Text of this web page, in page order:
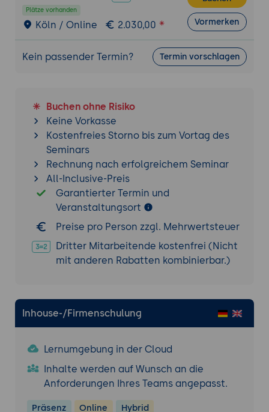
Praxisübung 2: Erweiterte
Benutzeroberflächen und Datenverwaltung
Problemstellung: Erstellung einer
interaktiven iPhone-App mit erweiterten
Implementierung von
fortgeschrittenen SwiftUI-
Komponenten und Layouts
Integration von Benutzerinteraktionen
und Gesten
Einführung der Core Data-
Funktionalität
Data
Ergebnis: Eine interaktive iPhone-App
mit erweiterten UI-Elementen und Core
Arbeiten mit CloudKit für Cloud-basierte
Datenverwaltung
Architektur
Einrichten des CloudKit-Dashboards und
der iCloud-Container
von Cloud-basierten Daten
Plätze vorhanden
Köln / Online 2.030,00 Vormerken
Kein passender Termin? Termin vorschlagen
Buchen ohne Risiko
Keine Vorkasse
Kostenfreies Storno bis zum Vortag des
Seminars
Rechnung nach erfolgreichem Seminar
All-Inclusive-Preis
Garantierter Termin und
Veranstaltungsort
Preise pro Person zzgl. Mehrwertsteuer
Dritter Mitarbeitende kostenfrei (Nicht
mit anderen Rabatten kombinierbar.)
Inhouse-/Firmenschulung
Lernumgebung in der Cloud
Inhalte werden auf Wunsch an die
Anforderungen Ihres Teams angepasst.
Präsenz Online Hybrid